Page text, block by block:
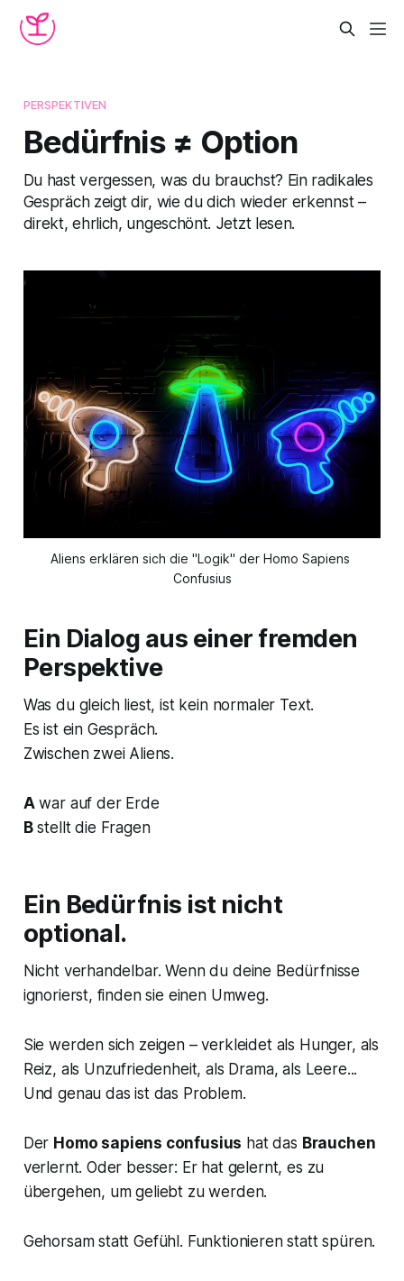
PERSPEKTIVEN
Bedürfnis ≠ Option
Du hast vergessen, was du brauchst? Ein radikales
Gespräch zeigt dir, wie du dich wieder erkennst –
direkt, ehrlich, ungeschönt. Jetzt lesen.
Aliens erklären sich die "Logik" der Homo Sapiens
Confusius
Ein Dialog aus einer fremden
Perspektive
Was du gleich liest, ist kein normaler Text.
Es ist ein Gespräch.
Zwischen zwei Aliens.
Awar auf der Erde
Bstellt die Fragen
Ein Bedürfnis ist nicht
optional.
Nicht verhandelbar. Wenn du deine Bedürfnisse
ignorierst, finden sie einen Umweg.
Sie werden sich zeigen – verkleidet als Hunger, als
Reiz, als Unzufriedenheit, als Drama, als Leere...
Und genau das ist das Problem.
Der Homo sapiens confusius hat das Brauchen
verlernt. Oder besser: Er hat gelernt, es zu
übergehen, um geliebt zu werden.
Gehorsam statt Gefühl. Funktionieren statt spüren.